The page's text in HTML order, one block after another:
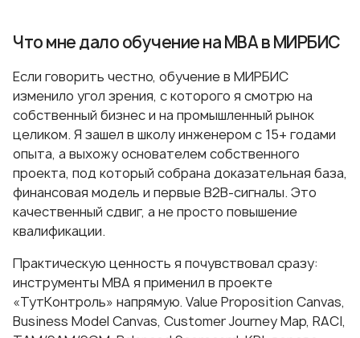
Что мне дало обучение на МВА в МИРБИС
Если говорить честно, обучение в МИРБИС
изменило угол зрения, с которого я смотрю на
собственный бизнес и на промышленный рынок
целиком. Я зашел в школу инженером с 15+ годами
опыта, а выхожу основателем собственного
проекта, под который собрана доказательная база,
финансовая модель и первые B2B-сигналы. Это
качественный сдвиг, а не просто повышение
квалификации.
Практическую ценность я почувствовал сразу:
инструменты МВА я применил в проекте
«ТутКонтроль» напрямую. Value Proposition Canvas,
Business Model Canvas, Customer Journey Map, RACI,